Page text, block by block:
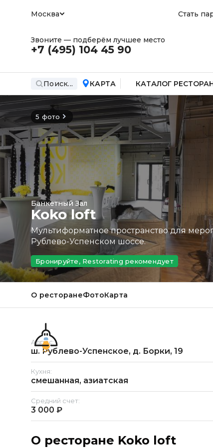
Москва Стать
Звоните — подберём лучшее место
+7 (495) 104 45 90
Поиск... КАРТА КАТАЛОГ
5 фото
Банкетный Зал
Koko loft
Мультиформатное пространство для
Рублево-Успенском шоссе.
Бронируйте, Restorating рекомендует
О ресторанеФотоКарта
Адрес:
ш. Рублево-Успенское, д. Борки, 19
Кухня:
смешанная, азиатская
Средний счет:
3 000 ₽
О ресторане Koko loft